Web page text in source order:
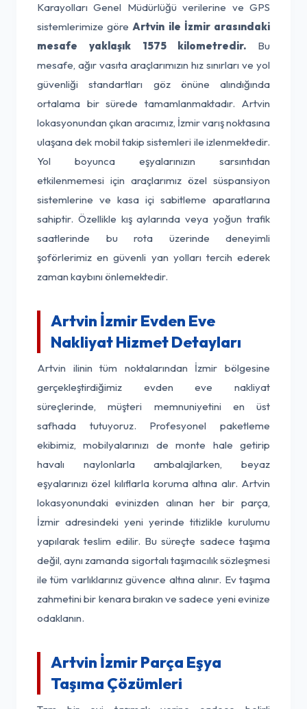
Karayolları Genel Müdürlüğü verilerine ve GPS
sistemlerimize göreArtvin ile İzmir arasındaki
mesafe yaklaşık 1575 kilometredir. Bu
mesafe, ağır vasıta araçlarımızın hız sınırları ve yol
güvenliği standartları göz önüne alındığında
ortalama bir sürede tamamlanmaktadır. Artvin
lokasyonundan çıkan aracımız, İzmir varış noktasına
ulaşana dek mobil takip sistemleri ile izlenmektedir.
Yol boyunca eşyalarınızın sarsıntıdan
etkilenmemesi için araçlarımız özel süspansiyon
sistemlerine ve kasa içi sabitleme aparatlarına
sahiptir. Özellikle kış aylarında veya yoğun trafik
saatlerinde bu rota üzerinde deneyimli
şoförlerimiz en güvenli yan yolları tercih ederek
zaman kaybını önlemektedir.
Artvin İzmir Evden Eve
Nakliyat Hizmet Detayları
Artvin ilinin tüm noktalarından İzmir bölgesine
gerçekleştirdiğimiz evden eve nakliyat
süreçlerinde, müşteri memnuniyetini en üst
safhada tutuyoruz. Profesyonel paketleme
ekibimiz, mobilyalarınızı de monte hale getirip
havalı naylonlarla ambalajlarken, beyaz
eşyalarınızı özel kılıflarla koruma altına alır. Artvin
lokasyonundaki evinizden alınan her bir parça,
İzmir adresindeki yeni yerinde titizlikle kurulumu
yapılarak teslim edilir. Bu süreçte sadece taşıma
değil, aynı zamanda sigortalı taşımacılık sözleşmesi
ile tüm varlıklarınız güvence altına alınır. Ev taşıma
zahmetini bir kenara bırakın ve sadece yeni evinize
odaklanın.
Artvin İzmir Parça Eşya
Taşıma Çözümleri